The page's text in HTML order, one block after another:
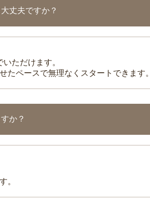
丈夫ですか？
ただけます。
ペースで無理なくスタートできます。
か？
。